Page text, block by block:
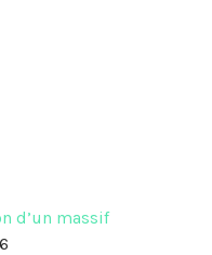
d’un massif